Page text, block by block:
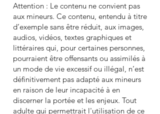
Attention : Le contenu ne convient pas
aux mineurs. Ce contenu, entendu à titre
d’exemple sans être réduit, aux images,
audios, vidéos, textes graphiques et
littéraires qui, pour certaines personnes,
pourraient être offensants ou assimilés à
un mode de vie excessif ou illégal, n’est
définitivement pas adapté aux mineurs
en raison de leur incapacité à en
discerner la portée et les enjeux. Tout
adulte qui permettrait l'utilisation de ce